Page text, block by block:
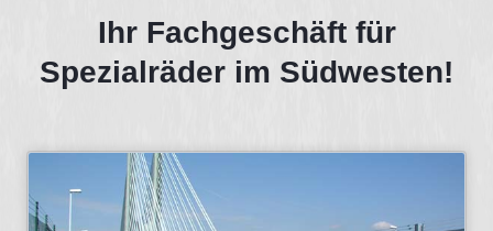
Ihr Fachgeschäft für
Spezialräder im Südwesten!